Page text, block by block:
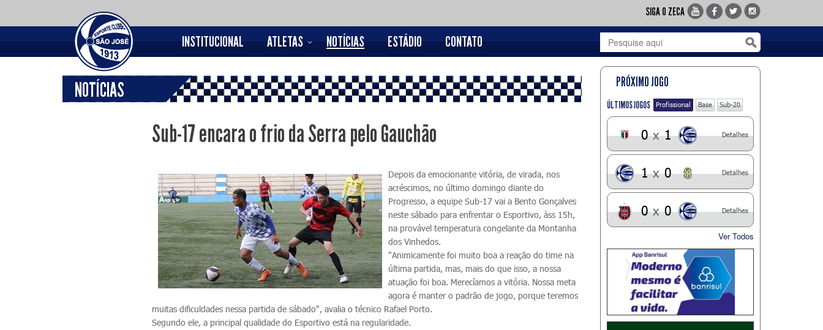
SIGA O ZECA
INSTITUCIONAL ATLETAS NOTÍCIAS ESTÁDIO CONTATO
NOTÍCIAS
Sub-17 encara o frio da Serra pelo Gauchão
Depois da emocionante vitória, de virada, nos
acréscimos, no último domingo diante do
Progresso, a equipe Sub-17 vai a Bento Gonçalves
neste sábado para enfrentar o Esportivo, àss 15h,
na provável temperatura congelante da Montanha
dos Vinhedos.
"Animicamente foi muito boa a reação do time na
última partida, mas, mais do que isso, a nossa
atuação foi boa. Merecíamos a vitória. Nossa meta
agora é manter o padrão de jogo, porque teremos
muitas dificuldades nessa partida de sábado", avalia o técnico Rafael Porto.
Segundo ele, a principal qualidade do Esportivo está na regularidade.
PRÓXIMO JOGO
ÚLTIMOS JOGOS Profissional Base Sub-20
0 x 1 Detalhes
1 x 0 Detalhes
0 x 0 Detalhes
Ver Todos